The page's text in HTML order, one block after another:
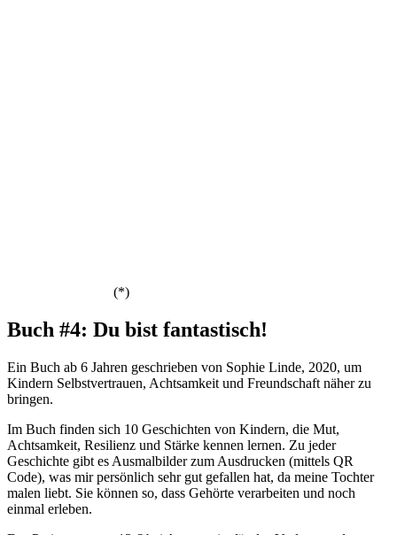
(*)
Buch #4: Du bist fantastisch!
Ein Buch ab 6 Jahren geschrieben von Sophie Linde, 2020, um
Kindern Selbstvertrauen, Achtsamkeit und Freundschaft näher zu
bringen.
Im Buch finden sich 10 Geschichten von Kindern, die Mut,
Achtsamkeit, Resilienz und Stärke kennen lernen. Zu jeder
Geschichte gibt es Ausmalbilder zum Ausdrucken (mittels QR
Code), was mir persönlich sehr gut gefallen hat, da meine Tochter
malen liebt. Sie können so, dass Gehörte verarbeiten und noch
einmal erleben.